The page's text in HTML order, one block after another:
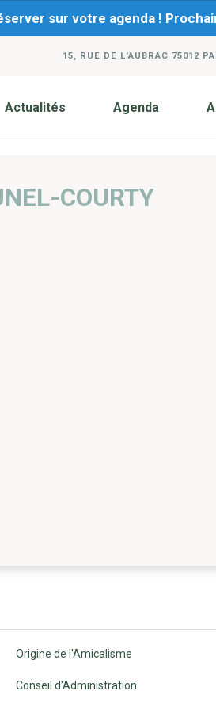
sur votre agenda !
15, RUE DE L'AUBRAC 75012
Actualités Agenda
COURTY
Origine de l'Amicalisme
Conseil d'Administration